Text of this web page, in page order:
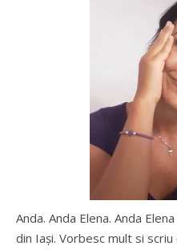
Anda. Anda Elena. Anda
din Iaşi. Vorbesc mult si scriu